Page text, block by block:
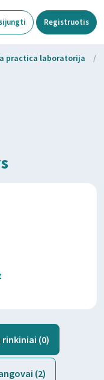
Registruotis
practica laboratorija /
(0)
(2)